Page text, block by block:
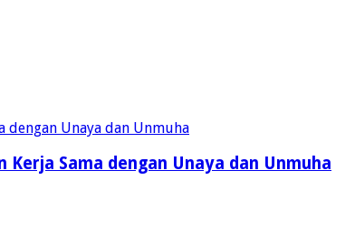
Sama dengan Unaya dan Unmuha